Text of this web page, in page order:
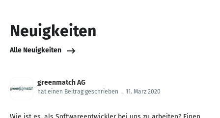
Neuigkeiten
Alle Neuigkeiten
greenmatch AG
hat einen Beitrag geschrieben . 11. März 2020